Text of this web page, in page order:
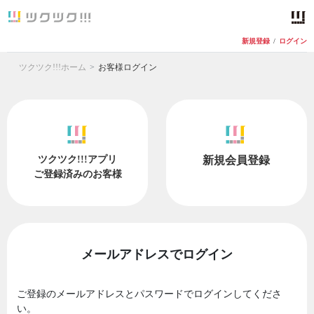
新規登録 / ログイン
ツクツク!!!ホーム お客様ログイン
ツクツク!!!アプリ
ご登録済みのお客様
新規会員登録
メールアドレスでログイン
ご登録のメールアドレスとパスワードでログインしてくださ
い。